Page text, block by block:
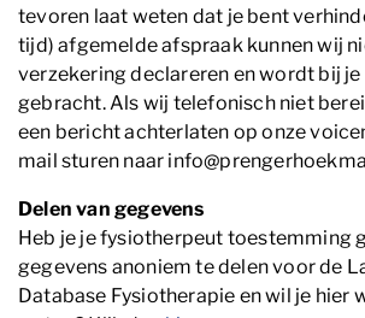
tevoren laat weten dat je bent
tijd) afgemelde afspraak kunnen wij
verzekering declareren en wordt bij je
gebracht. Als wij telefonisch niet
een bericht achterlaten op onze
mail sturen naar
Delen van gegevens
Heb je je fysiotherpeut toestemming
gegevens anoniem te delen voor de
Database Fysiotherapie en wil je hier